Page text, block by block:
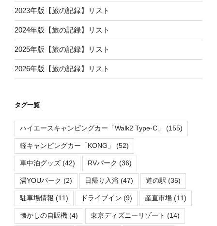
2023年版【旅の記録】リスト
2024年版【旅の記録】リスト
2025年版【旅の記録】リスト
2026年版【旅の記録】リスト
タグ一覧
ハイエースキャンピングカー「Walk2 Type-C」 (155)
軽キャンピングカー「KONG」 (52)
車中泊グッズ (42) RVパーク (36)
湯YOUパーク (2) 日帰り入浴 (47) 道の駅 (35)
駐車場情報 (11) ドライブイン (9) 産直市場 (11)
懐かしの自販機 (4) 東京ディズニーリゾート (14)